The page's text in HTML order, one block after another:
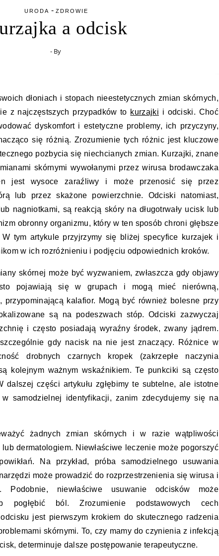
URODA - ZDROWIE
a odcisk
- By
dłoniach i stopach nieestetycznych zmian skórnych,
z najczęstszych przypadków to kurzajki i odciski. Choć
dyskomfort i estetyczne problemy, ich przyczyny,
się różnią. Zrozumienie tych różnic jest kluczowe
pozbycia się niechcianych zmian. Kurzajki, znane
skórnymi wywołanymi przez wirusa brodawczaka
jest wysoce zaraźliwy i może przenosić się przez
lub przez skażone powierzchnie. Odciski natomiast,
nagniotkami, są reakcją skóry na długotrwały ucisk lub
obronny organizmu, który w ten sposób chroni głębsze
tym artykule przyjrzymy się bliżej specyfice kurzajek i
w ich rozróżnieniu i podjęciu odpowiednich kroków.
skórnej może być wyzwaniem, zwłaszcza gdy objawy
pojawiają się w grupach i mogą mieć nierówną,
przypominającą kalafior. Mogą być również bolesne przy
są na podeszwach stóp. Odciski zazwyczaj
i często posiadają wyraźny środek, zwany jądrem.
gdy nacisk na nie jest znaczący. Różnice w
drobnych czarnych kropek (zakrzepłe naczynia
kolejnym ważnym wskaźnikiem. Te punkciki są często
dalszej części artykułu zgłębimy te subtelne, ale istotne
samodzielnej identyfikacji, zanim zdecydujemy się na
żadnych zmian skórnych i w razie wątpliwości
dermatologiem. Niewłaściwe leczenie może pogorszyć
Na przykład, próba samodzielnego usuwania
może prowadzić do rozprzestrzenienia się wirusa i
Podobnie, niewłaściwe usuwanie odcisków może
pogłębić ból. Zrozumienie podstawowych cech
jest pierwszym krokiem do skutecznego radzenia
skórnymi. To, czy mamy do czynienia z infekcją
determinuje dalsze postępowanie terapeutyczne.